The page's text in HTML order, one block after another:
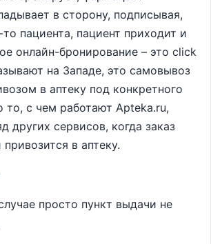
в сторону, подписывая,
пациента, пациент приходит и
онлайн-бронирование – это сlick
на Западе, это самовывоз
в аптеку под конкретного
то, с чем работают Аpteka.ru,
других сервисов, когда заказ
в аптеку.
просто пункт выдачи не